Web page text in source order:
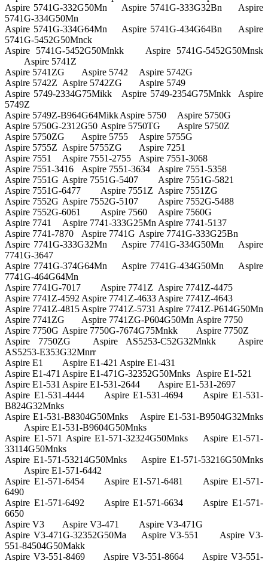
Aspire 5741G-332G50Mn
Aspire 5741G-333G32Bn
Aspire
5741G-334G50Mn
Aspire 5741G-334G64Mn
Aspire 5741G-434G64Bn
Aspire
5741G-5452G50Mnck
Aspire 5741G-5452G50Mnkk
Aspire 5741G-5452G50Mnsk
Aspire 5741Z
Aspire 5741ZG
Aspire 5742
Aspire 5742G
Aspire 5742Z Aspire 5742ZG
Aspire 5749
Aspire 5749-2334G75Mikk
Aspire 5749-2354G75Mnkk
Aspire
5749Z
Aspire 5749Z-B964G64MikkAspire 5750
Aspire 5750G
Aspire 5750G-2312G50 Aspire 5750TG
Aspire 5750Z
Aspire 5750ZG
Aspire 5755
Aspire 5755G
Aspire 5755Z Aspire 5755ZG
Aspire 7251
Aspire 7551
Aspire 7551-2755
Aspire 7551-3068
Aspire 7551-3416
Aspire 7551-3634
Aspire 7551-5358
Aspire 7551G Aspire 7551G-5407
Aspire 7551G-5821
Aspire 7551G-6477
Aspire 7551Z Aspire 7551ZG
Aspire 7552G Aspire 7552G-5107
Aspire 7552G-5488
Aspire 7552G-6061
Aspire 7560
Aspire 7560G
Aspire 7741
Aspire 7741-333G25Mn Aspire 7741-5137
Aspire 7741-7870
Aspire 7741G Aspire 7741G-333G25Bn
Aspire 7741G-333G32Mn
Aspire 7741G-334G50Mn
Aspire
7741G-3647
Aspire 7741G-374G64Mn
Aspire 7741G-434G50Mn
Aspire
7741G-464G64Mn
Aspire 7741G-7017
Aspire 7741Z Aspire 7741Z-4475
Aspire 7741Z-4592 Aspire 7741Z-4633 Aspire 7741Z-4643
Aspire 7741Z-4815 Aspire 7741Z-5731 Aspire 7741Z-P614G50Mn
Aspire 7741ZG
Aspire 7741ZG-P604G50Mn Aspire 7750
Aspire 7750G Aspire 7750G-7674G75Mnkk
Aspire 7750Z
Aspire 7750ZG
Aspire AS5253-C52G32Mnkk
Aspire
AS5253-E353G32Mnrr
Aspire E1
Aspire E1-421 Aspire E1-431
Aspire E1-471 Aspire E1-471G-32352G50Mnks
Aspire E1-521
Aspire E1-531 Aspire E1-531-2644
Aspire E1-531-2697
Aspire E1-531-4444
Aspire E1-531-4694
Aspire E1-531-
B824G32Mnks
Aspire E1-531-B8304G50Mnks
Aspire E1-531-B9504G32Mnks
Aspire E1-531-B9604G50Mnks
Aspire E1-571 Aspire E1-571-32324G50Mnks
Aspire E1-571-
33114G50Mnks
Aspire E1-571-53214G50Mnks
Aspire E1-571-53216G50Mnks
Aspire E1-571-6442
Aspire E1-571-6454
Aspire E1-571-6481
Aspire E1-571-
6490
Aspire E1-571-6492
Aspire E1-571-6634
Aspire E1-571-
6650
Aspire V3
Aspire V3-471
Aspire V3-471G
Aspire V3-471G-32352G50Ma
Aspire V3-551
Aspire V3-
551-84504G50Makk
Aspire V3-551-8469
Aspire V3-551-8664
Aspire V3-551-